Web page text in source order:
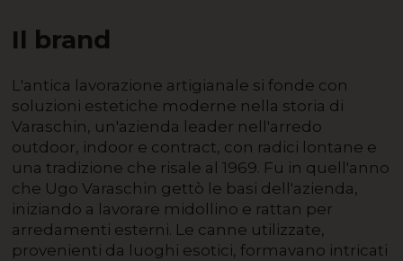
Il brand
L'antica lavorazione artigianale si fonde con
soluzioni estetiche moderne nella storia di
Varaschin, un'azienda leader nell'arredo
outdoor, indoor e contract, con radici lontane e
una tradizione che risale al 1969. Fu in quell'anno
che Ugo Varaschin gettò le basi dell'azienda,
iniziando a lavorare midollino e rattan per
arredamenti esterni. Le canne utilizzate,
provenienti da luoghi esotici, formavano intricati